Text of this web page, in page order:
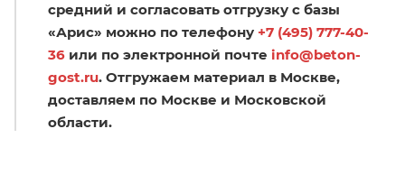
средний и согласовать отгрузку с базы
«Арис» можно по телефону +7 (495) 777-40-
36 или по электронной почте info@beton-
gost.ru. Отгружаем материал в Москве,
доставляем по Москве и Московской
области.